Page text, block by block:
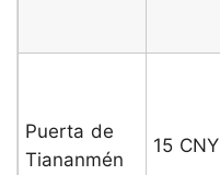
Puerta de
Tiananmén
15 CNY